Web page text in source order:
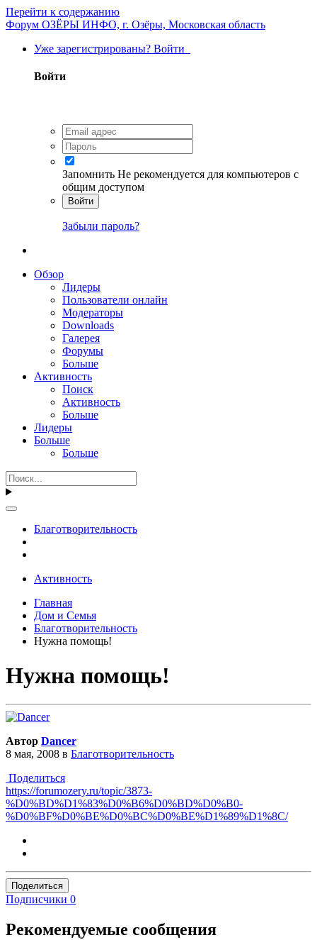
Перейти к содержанию
Форум ОЗЁРЫ ИНФО, г. Озёры, Московская область
Уже зарегистрированы? Войти
Войти
Запомнить Не рекомендуется для компьютеров с
общим доступом
Войти
Забыли пароль?
Обзор
Лидеры
Пользователи онлайн
Модераторы
Downloads
Галерея
Форумы
Больше
Активность
Поиск
Активность
Больше
Лидеры
Больше
Больше
Благотворительность
Активность
Главная
Дом и Семья
Благотворительность
Нужна помощь!
Нужна помощь!
Автор Dancer
8 мая, 2008 в Благотворительность
Поделиться
https://forumozery.ru/topic/3873-
%D0%BD%D1%83%D0%B6%D0%BD%D0%B0-
%D0%BF%D0%BE%D0%BC%D0%BE%D1%89%D1%8C/
Поделиться
Подписчики 0
Рекомендуемые сообщения